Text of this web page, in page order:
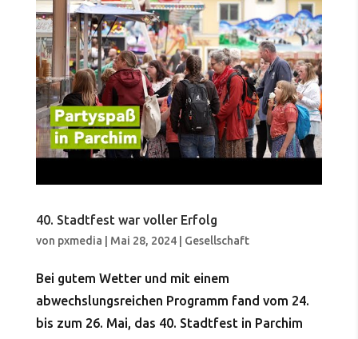
40. Stadtfest war voller Erfolg
von pxmedia Mai 28, 2024| Gesellschaft
Bei gutem Wetter und mit einem
abwechslungsreichen Programm fand vom 24.
bis zum 26. Mai, das 40. Stadtfest in Parchim